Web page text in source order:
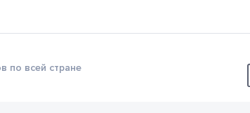
по всей стране